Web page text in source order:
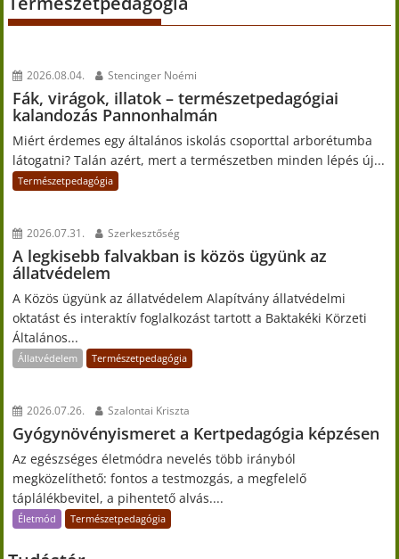
2026.08.04. Stencinger Noémi
Fák, virágok, illatok – természetpedagógiai
kalandozás Pannonhalmán
Miért érdemes egy általános iskolás csoporttal arborétumba
látogatni? Talán azért, mert a természetben minden lépés új...
Természetpedagógia
2026.07.31. Szerkesztőség
A legkisebb falvakban is közös ügyünk az
állatvédelem
A Közös ügyünk az állatvédelem Alapítvány állatvédelmi
oktatást és interaktív foglalkozást tartott a Baktakéki Körzeti
Általános...
Állatvédelem Természetpedagógia
2026.07.26. Szalontai Kriszta
Gyógynövényismeret a Kertpedagógia képzésen
Az egészséges életmódra nevelés több irányból
megközelíthető: fontos a testmozgás, a megfelelő
táplálékbevitel, a pihentető alvás....
Életmód Természetpedagógia